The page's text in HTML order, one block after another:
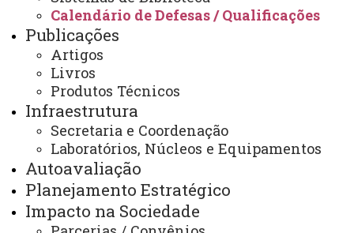
Calendário de Defesas / Qualificações
Publicações
Artigos
Livros
Produtos Técnicos
Infraestrutura
Secretaria e Coordenação
Laboratórios, Núcleos e Equipamentos
Autoavaliação
Planejamento Estratégico
Impacto na Sociedade
Banca Examinadora:
Profª. Drª. Greice Castela Torrentes (UNIOESTE)
Profª. Drª. Franciele Maria Martiny (UNILA)
Link:encurtador.com.br/enwQW
Data da Defesa: 05/04/2023 às 14h - Remota
síncrona
Título: “Representações de quilombos e quilombolas na
literatura infantil e juvenil brasileira: formação de
leitores no Ensino Fundamental - anos finais”